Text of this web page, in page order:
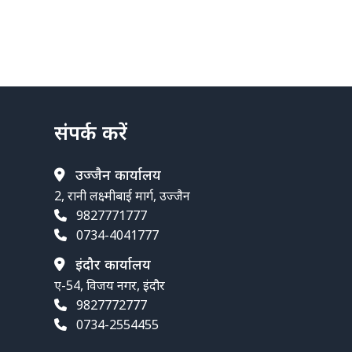
संपर्क करें
उज्जैन कार्यालय
2, रानी लक्ष्मीबाई मार्ग, उज्जैन
9827771777
0734-4041777
इंदौर कार्यालय
ए-54, विजय नगर, इंदौर
9827772777
0734-2554455